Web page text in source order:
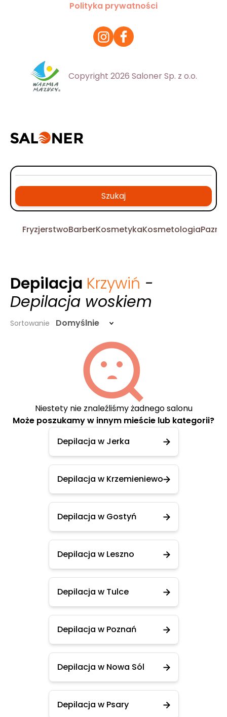
Polityka prywatności
Copyright 2026 Saloner Sp. z o.o.
Szukaj
FryzjerstwoBarberKosmetykaKosmetologia
Depilacja Krzywiń -
Depilacja woskiem
Sortowanie Domyślnie
Niestety nie znaleźliśmy żadnego salonu
Może poszukamy w innym mieście lub kategorii?
Depilacja w Jerka
Depilacja w Krzemieniewo
Depilacja w Gostyń
Depilacja w Leszno
Depilacja w Tulce
Depilacja w Poznań
Depilacja w Nowa Sól
Depilacja w Psary